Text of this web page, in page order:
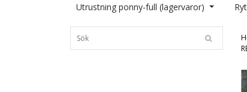
Utrustning ponny-full (lagervaror)